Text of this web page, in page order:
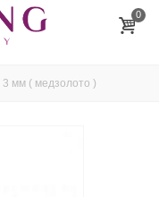
0
мм ( медзолото )